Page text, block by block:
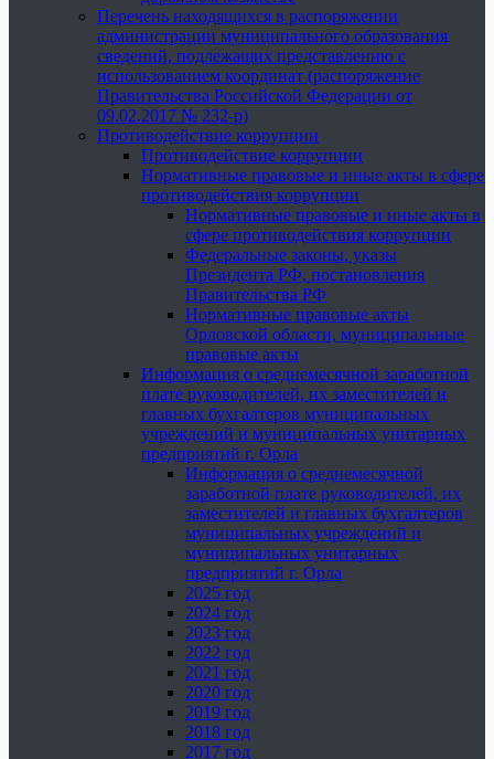
Перечень находящихся в распоряжении
администрации муниципального образования
сведений, подлежащих представлению с
использованием координат (распоряжение
Правительства Российской Федерации от
09.02.2017 № 232-р)
Противодействие коррупции
Противодействие коррупции
Нормативные правовые и иные акты в сфере
противодействия коррупции
Нормативные правовые и иные акты в
сфере противодействия коррупции
Федеральные законы, указы
Президента РФ, постановления
Правительства РФ
Нормативные правовые акты
Орловской области, муниципальные
правовые акты
Информация о среднемесячной заработной
плате руководителей, их заместителей и
главных бухгалтеров муниципальных
учреждений и муниципальных унитарных
предприятий г. Орла
Информация о среднемесячной
заработной плате руководителей, их
заместителей и главных бухгалтеров
муниципальных учреждений и
муниципальных унитарных
предприятий г. Орла
2025 год
2024 год
2023 год
2022 год
2021 год
2020 год
2019 год
2018 год
2017 год